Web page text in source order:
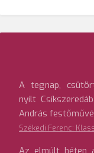
A tegnap,
nyílt
András
Székedi Ferenc: